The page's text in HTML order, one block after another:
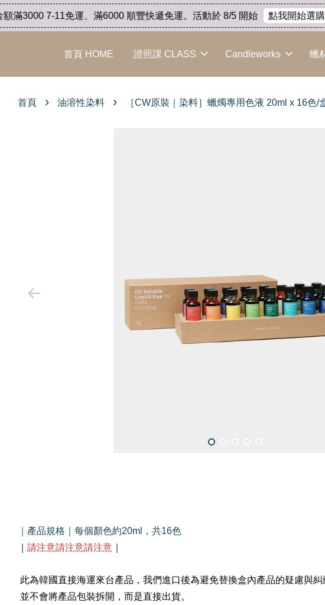
3000 7-11免運、滿6000 順豐快遞免運。活動於 8/5 開始 點我開始選購
首頁 HOME 證照課 CLASS Candleworks 蠟
首頁 › 油溶性染料 › ［CW原裝｜染料］蠟燭專用色液 20ml x 16色/
｜產品規格｜每個顏色約20ml，共16色
｜ 請注意請注意請注意 ｜
此為韓國直接海運來台產品，我們進口後為避免替換盒內產品的疑慮與
並不會將產品包裝拆開，而是直接出貨。